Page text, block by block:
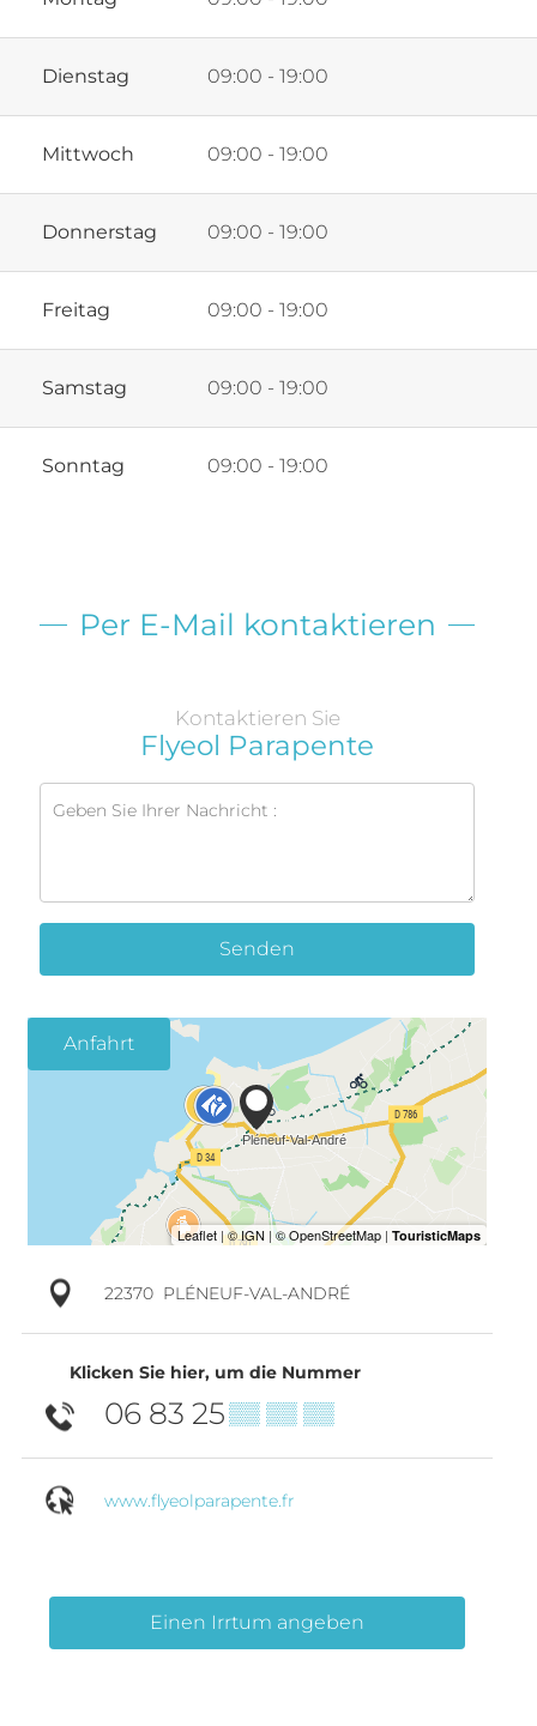
Dienstag 09:00 - 19:00
Mittwoch 09:00 - 19:00
Donnerstag 09:00 - 19:00
Freitag 09:00 - 19:00
Samstag 09:00 - 19:00
Sonntag 09:00 - 19:00
Per E-Mail kontaktieren
Kontaktieren Sie
Flyeol Parapente
Senden
Anfahrt
22370 PLÉNEUF-VAL-ANDRÉ
Klicken Sie hier, um die Nummer
06 83 25▒▒ ▒▒ ▒▒
www.flyeolparapente.fr
Einen Irrtum angeben